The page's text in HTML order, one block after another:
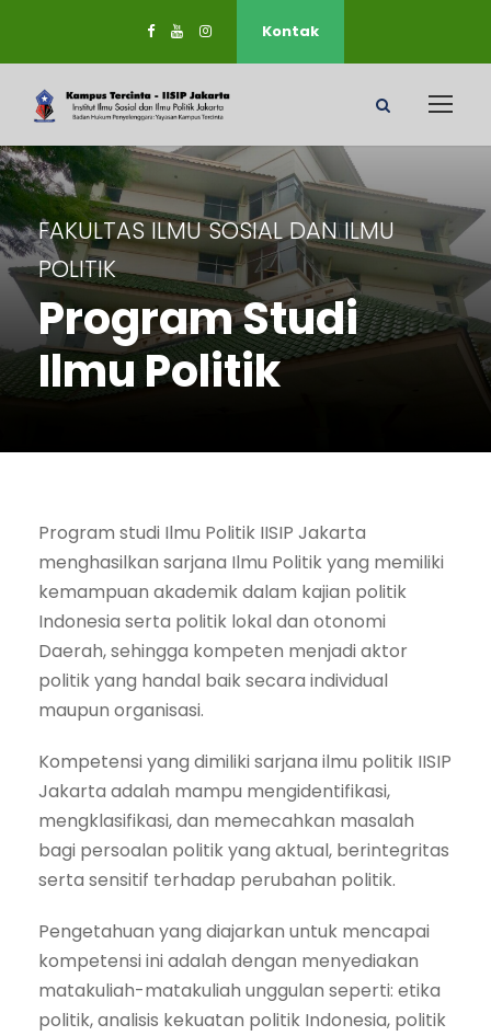
Kontak
FAKULTAS ILMU SOSIAL DAN ILMU
POLITIK
Program Studi
Ilmu Politik
Program studi Ilmu Politik IISIP Jakarta
menghasilkan sarjana Ilmu Politik yang memiliki
kemampuan akademik dalam kajian politik
Indonesia serta politik lokal dan otonomi
Daerah, sehingga kompeten menjadi aktor
politik yang handal baik secara individual
maupun organisasi.
Kompetensi yang dimiliki sarjana ilmu politik IISIP
Jakarta adalah mampu mengidentifikasi,
mengklasifikasi, dan memecahkan masalah
bagi persoalan politik yang aktual, berintegritas
serta sensitif terhadap perubahan politik.
Pengetahuan yang diajarkan untuk mencapai
kompetensi ini adalah dengan menyediakan
matakuliah-matakuliah unggulan seperti: etika
politik, analisis kekuatan politik Indonesia, politik